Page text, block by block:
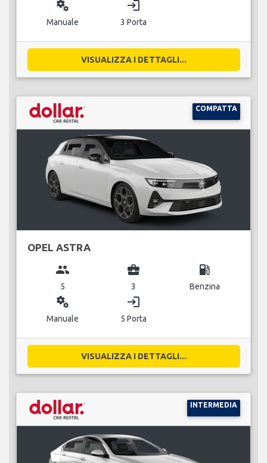
miscellaneous_services
Manuale
login
3 Porta
VISUALIZZA I DETTAGLI...
COMPATTA
OPEL ASTRA
group
5
business_center
3
local_gas_station
Benzina
miscellaneous_services
Manuale
login
5 Porta
VISUALIZZA I DETTAGLI...
INTERMEDIA